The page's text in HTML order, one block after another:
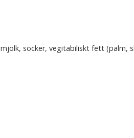
socker, vegitabiliskt fett (palm,